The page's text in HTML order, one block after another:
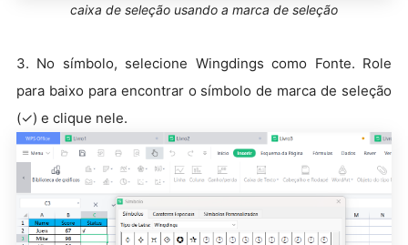
caixa de seleção usando a marca de seleção
3. No símbolo, selecione Wingdings como Fonte. Role
para baixo para encontrar o símbolo de marca de seleção
(✓) e clique nele.